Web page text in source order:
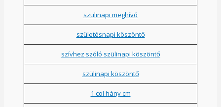
szülinapi meghívó
születésnapi köszöntő
szívhez szóló szülinapi köszöntő
szülinapi köszöntő
1 col hány cm